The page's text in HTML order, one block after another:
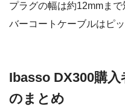
プラグの幅は約12mmま
バーコートケーブルはピッ
Ibasso DX300購
のまとめ